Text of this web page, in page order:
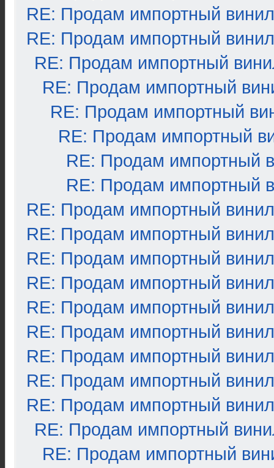
RE: Продам импортный винил
RE: Продам импортный винил
RE: Продам импортный
RE: Продам импортный
RE: Продам импортный
RE: Продам импортный
RE: Продам импортный
RE: Продам импортный
RE: Продам импортный винил
RE: Продам импортный винил
RE: Продам импортный винил
RE: Продам импортный винил
RE: Продам импортный винил
RE: Продам импортный винил
RE: Продам импортный винил
RE: Продам импортный винил
RE: Продам импортный винил
RE: Продам импортный
RE: Продам импортный